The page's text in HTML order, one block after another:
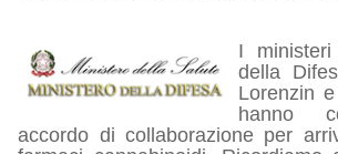
I
della
Lorenzin
hanno
accordo di collaborazione per